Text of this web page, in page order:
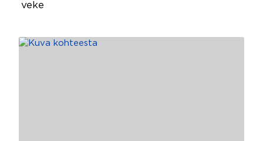
veke